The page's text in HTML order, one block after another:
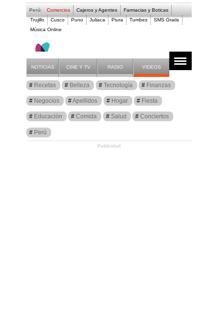
Perú: Comercios Cajeros y Agentes
Farmacias y Boticas
Trujillo
Cusco Puno Juliaca Piura Tumbes
SMS Gratis
Música Online
Artículos
Plantas
NOTICIAS CINE Y TV RADIO VIDEOS
Recetas Belleza Tecnología Finanzas
Negocios Apellidos Hogar Fiesta
Educación Comida Salud Conciertos
Perú
Publicidad